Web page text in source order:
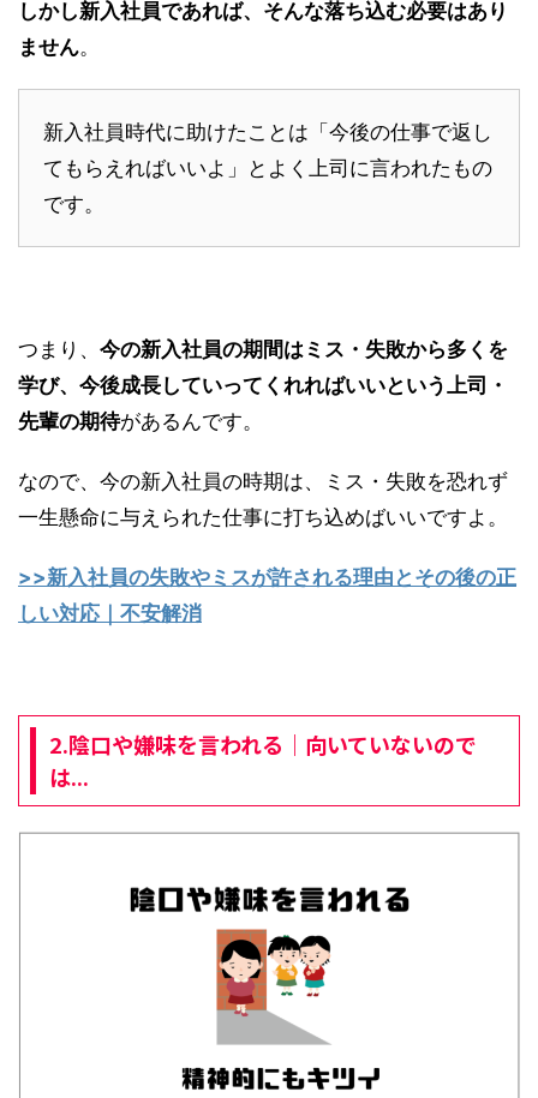
しかし新入社員であれば、そんな落ち込む必要はあり
ません。
新入社員時代に助けたことは「今後の仕事で返し
てもらえればいいよ」とよく上司に言われたもの
です。
つまり、 今の新入社員の期間はミス・失敗から多くを
学び、今後成長していってくれればいいという上司・
先輩の期待があるんです。
なので、今の新入社員の時期は、ミス・失敗を恐れず
一生懸命に与えられた仕事に打ち込めばいいですよ。
>>新入社員の失敗やミスが許される理由とその後の正
しい対応｜不安解消
2.陰口や嫌味を言われる｜向いていないので
は...